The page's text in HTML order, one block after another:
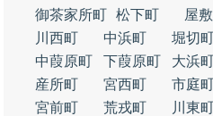
御茶家所町 松下町 屋
川西町
中浜町 堀切
中葭原町
下葭原町 大浜
産所町
宮西町 市庭
宮前町
荒戎町 川東